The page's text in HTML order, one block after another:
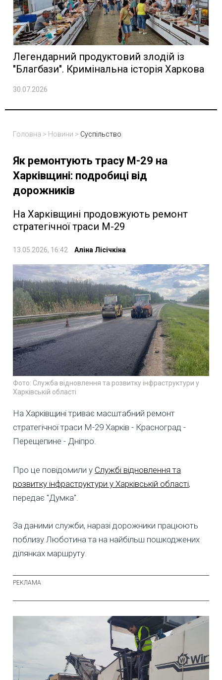
Легендарний продуктовий злодій із
"Благбази". Кримінальна історія Харкова
30.07.2026
Головна > Новини > Суспільство
Як ремонтують трасу М-29 на
Харківщині: подробиці від
дорожників
На Харківщині продовжують ремонт
стратегічної траси М-29
13.05.2026, 16:42 Аліна Лісічкіна
Фото: Служба відновлення та розвитку інфраструктури у
Харківській області
На Харківщині триває масштабний ремонт
стратегічної траси М-29 Харків - Красноград -
Перещепине - Дніпро.
Про це повідомили у Службі відновлення та
розвитку інфраструктури у Харківській області,
передає "Думка".
За даними служби, наразі дорожники працюють
поблизу Люботина та на найбільш пошкоджених
ділянках маршруту.